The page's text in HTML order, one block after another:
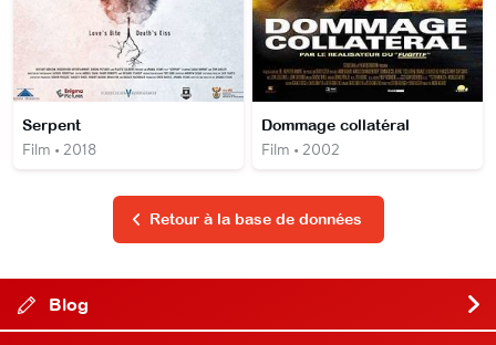
Serpent
Film • 2018
Dommage collatéral
Film • 2002
Retour à la base de données
Blog